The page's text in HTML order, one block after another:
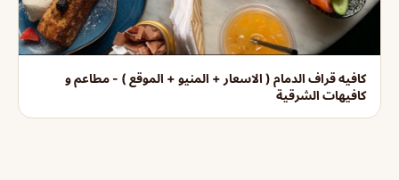
كافيه قراف الدمام ( الاسعار + المنيو + الموقع ) - مطاعم و
كافيهات الشرقية